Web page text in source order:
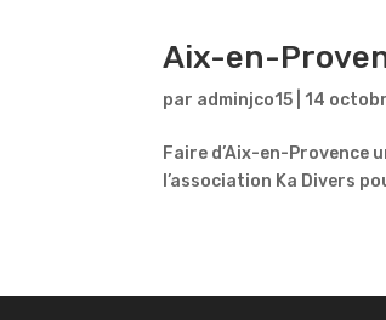
Aix-en-
par adminjco15 14
Faire d’Aix-en-Provence
l’association Ka Divers